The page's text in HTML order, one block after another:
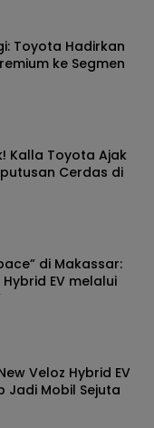
Toyota Hadirkan
ke Segmen
Kalla Toyota Ajak
Cerdas di
di Makassar:
EV melalui
Veloz Hybrid EV
Jadi Mobil Sejuta